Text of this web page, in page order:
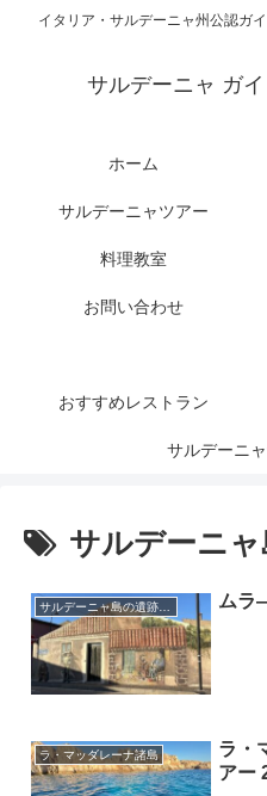
イタリア・サルデーニャ州公認ガ
サルデーニャ ガ
ホーム
サルデーニャツアー
料理教室
お問い合わせ
おすすめレストラン
サルデーニ
サルデーニャ
サルデーニャ島の遺跡、教会、祭り ムラ
ラ・マッダレーナ諸島
ラ・
アー